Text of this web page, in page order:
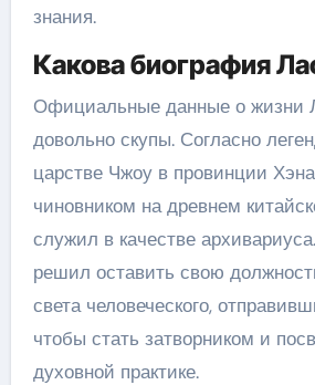
знания.
Какова биография
Официальные данные о жизни
довольно скупы. Согласно
царстве Чжоу в провинции
чиновником на древнем
служил в качестве
решил оставить свою
света человеческого,
чтобы стать затворником и
духовной практике.